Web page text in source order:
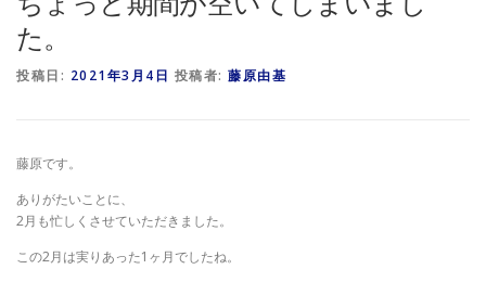
た。
投稿日: 2021年3月4日 投稿者: 藤原由基
藤原です。
ありがたいことに、
2月も忙しくさせていただきました。
この2月は実りあった1ヶ月でしたね。